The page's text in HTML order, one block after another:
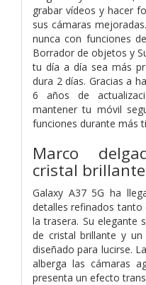
grabar vídeos y hacer
sus cámaras
nunca con funciones
Borrador de objetos y
tu día a día sea más
dura 2 días. Gracias a
6 años de
mantener tu móvil
funciones durante más
Marco
cristal brillante
Galaxy A37 5G ha
detalles refinados
la trasera. Su elegante
de cristal brillante y
diseñado para lucirse.
alberga las cámaras
presenta un efecto